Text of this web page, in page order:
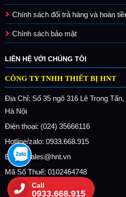
Chính sách đổi trả hàng và hoàn
Chính sách bảo mật
LIÊN HỆ VỚI CHÚNG TÔI
CÔNG TY TNHH THIẾT BỊ HNT
Địa Chỉ: Số 35 ngõ 316 Lê Trọng
Hà Nội
Điện thoại: (024) 35666116
Hotline/zalo: 0933.668.915
Email: sales@hnt.vn
Mã Số Thuế: 0102464748
Call
0933.668.915